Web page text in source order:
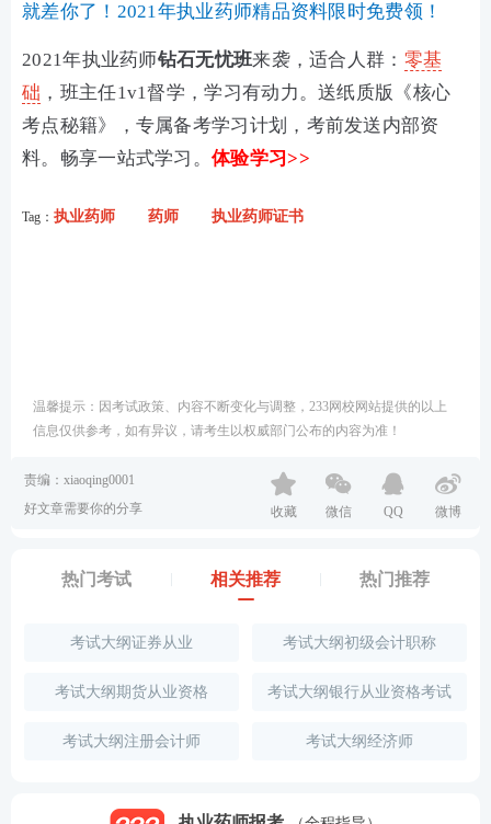
就差你了！2021年执业药师精品资料限时免费领！
2021年执业药师钻石无忧班来袭，适合人群： 零基
础 ，班主任1v1督学，学习有动力。送纸质版《核心
考点秘籍》，专属备考学习计划，考前发送内部资
料。畅享一站式学习。体验学习>>
Tag： 执业药师 药师 执业药师证书
温馨提示：因考试政策、内容不断变化与调整，233网校网站提供的以上
信息仅供参考，如有异议，请考生以权威部门公布的内容为准！
责编：xiaoqing0001
好文章需要你的分享
收藏 微信 QQ 微博
热门考试 相关推荐 热门推荐
考试大纲证券从业 考试大纲初级会计职称
考试大纲期货从业资格 考试大纲银行从业资格考试
考试大纲注册会计师 考试大纲经济师